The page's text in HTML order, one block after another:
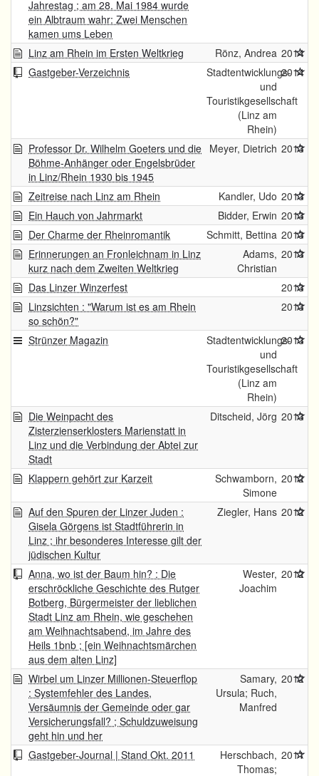
Jahrestag ; am 28. Mai 1984 wurde
ein Albtraum wahr: Zwei Menschen
kamen ums Leben
Linz am Rhein im Ersten Weltkrieg Rönz, Andrea 2014
Gastgeber-Verzeichnis
Stadtentwicklungs-
und
Touristikgesellschaft
(Linz am
Rhein)
2014
Professor Dr. Wilhelm Goeters und die
Böhme-Anhänger oder Engelsbrüder
in Linz/Rhein 1930 bis 1945
Meyer, Dietrich 2013
Zeitreise nach Linz am Rhein Kandler, Udo 2013
Ein Hauch von Jahrmarkt
Bidder, Erwin 2013
Der Charme der Rheinromantik
Schmitt, Bettina 2013
Erinnerungen an Fronleichnam in Linz
kurz nach dem Zweiten Weltkrieg
Adams,
Christian
2013
Das Linzer Winzerfest
2013
Linzsichten : "Warum ist es am Rhein
so schön?"
2013
Strünzer Magazin
Stadtentwicklungs-
und
Touristikgesellschaft
(Linz am
Rhein)
2013
Die Weinpacht des
Zisterzienserklosters Marienstatt in
Linz und die Verbindung der Abtei zur
Stadt
Ditscheid, Jörg 2013
Klappern gehört zur Karzeit
Schwamborn,
Simone
2012
Auf den Spuren der Linzer Juden :
Gisela Görgens ist Stadtführerin in
Linz ; ihr besonderes Interesse gilt der
jüdischen Kultur
Ziegler, Hans 2012
Anna, wo ist der Baum hin? : Die
erschröckliche Geschichte des Rutger
Botberg, Bürgermeister der lieblichen
Stadt Linz am Rhein, wie geschehen
am Weihnachtsabend, im Jahre des
Heils 1bnb ; [ein Weihnachtsmärchen
aus dem alten Linz]
Wester,
Joachim
2012
Wirbel um Linzer Millionen-Steuerflop
: Systemfehler des Landes,
Versäumnis der Gemeinde oder gar
Versicherungsfall? ; Schuldzuweisung
geht hin und her
Samary,
Ursula; Ruch,
Manfred
2012
Gastgeber-Journal | Stand Okt. 2011
Herschbach,
Thomas;
2011